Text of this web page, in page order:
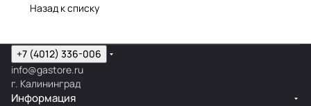
Назад к списку
+7 (4012) 336-006
info@gastore.ru
г. Калининград
Информация